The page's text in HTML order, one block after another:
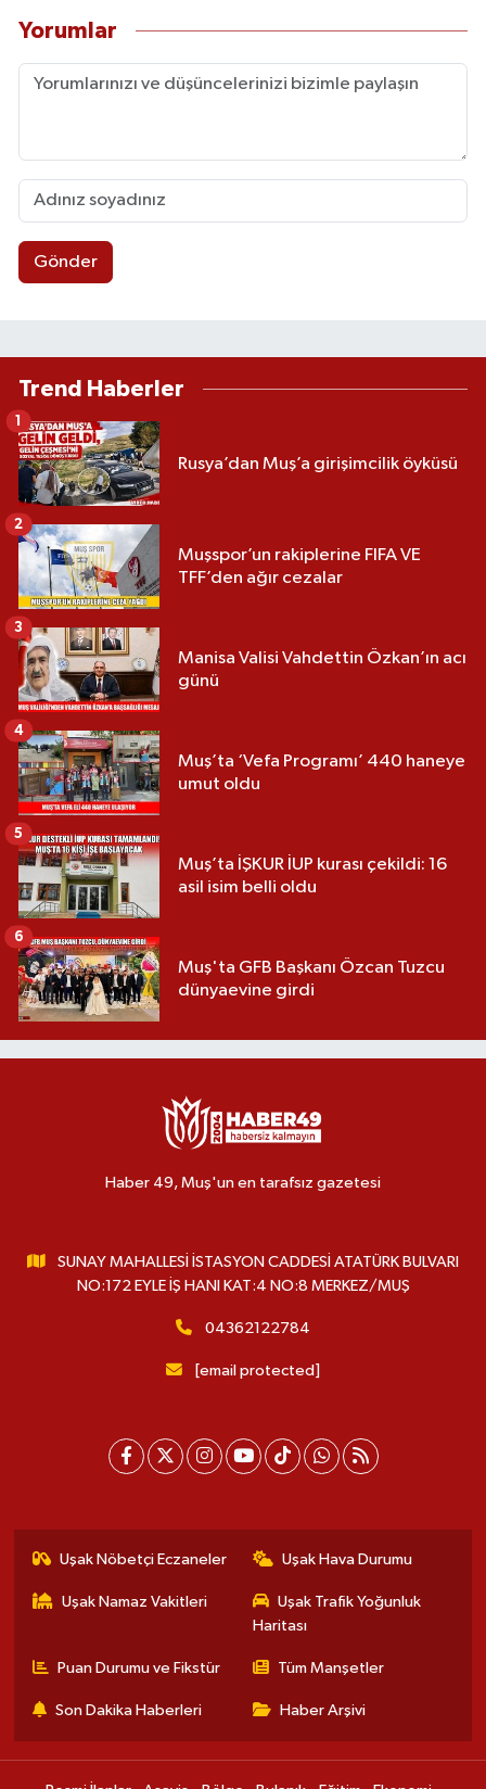
Yorumlar
Gönder
Trend Haberler
Rusya’dan Muş’a girişimcilik öyküsü
1
Muşspor’un rakiplerine FIFA VE
TFF’den ağır cezalar
2
Manisa Valisi Vahdettin Özkan’ın acı
günü
3
Muş’ta ‘Vefa Programı’ 440 haneye
umut oldu
4
Muş’ta İŞKUR İUP kurası çekildi: 16
asil isim belli oldu
5
Muş'ta GFB Başkanı Özcan Tuzcu
dünyaevine girdi
6
Haber 49, Muş'un en tarafsız gazetesi
SUNAY MAHALLESİ İSTASYON CADDESİ ATATÜRK BULVARI
NO:172 EYLE İŞ HANI KAT:4 NO:8 MERKEZ/MUŞ
04362122784
[email protected]
Uşak Nöbetçi Eczaneler Uşak Hava Durumu
Uşak Namaz Vakitleri
Uşak Trafik Yoğunluk
Haritası
Puan Durumu ve Fikstür Tüm Manşetler
Son Dakika Haberleri Haber Arşivi